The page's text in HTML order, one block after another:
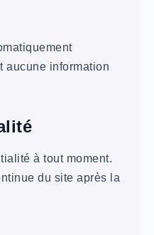
aucune information
à tout moment.
du site après la